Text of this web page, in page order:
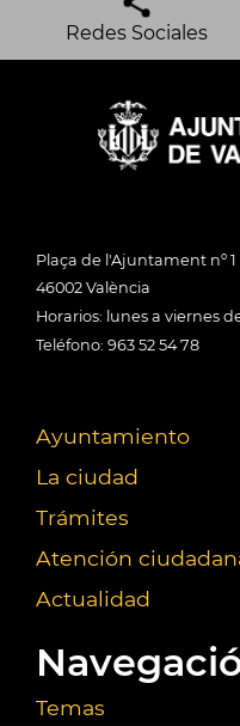
Redes Sociales
Plaça de l'Ajuntament nº 1
46002 València
Horarios: lunes a viernes
Teléfono: 963 52 54 78
Ayuntamiento
La ciudad
Trámites
Atención
Actualidad
Temas